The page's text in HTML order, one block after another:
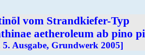
vom Strandkiefer-Typ
aetheroleum ab pino
5. Ausgabe, Grundwerk 2005]